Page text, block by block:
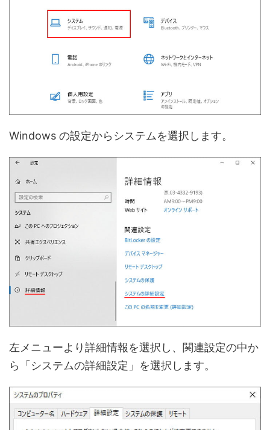
Windows の設定からシステムを選択します。
左メニューより詳細情報を選択し、関連設定の中か
ら「システムの詳細設定」を選択します。